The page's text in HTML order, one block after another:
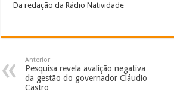
Da redação da Rádio Natividade
Anterior
Pesquisa revela avalição negativa
da gestão do governador Cláudio
Castro